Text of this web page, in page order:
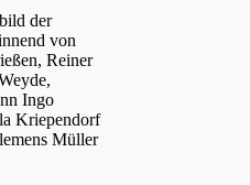
der
von
Reiner
Ingo
Kriependorf
Müller